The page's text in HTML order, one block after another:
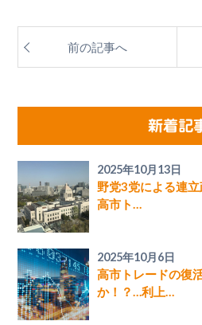
前の記事へ
新着記
2025年10月13日
野党3党による連
高市ト…
2025年10月6日
高市トレードの復
か！？…利上…